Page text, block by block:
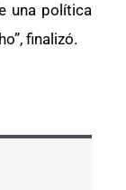
una política
finalizó.